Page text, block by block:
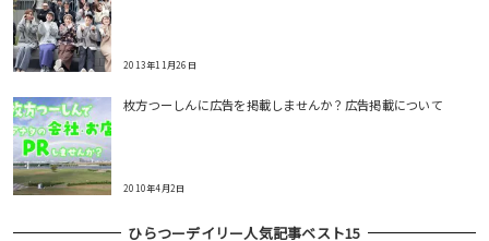
2013年11月26日
枚方つーしんに広告を掲載しませんか？広告掲載について
2010年4月2日
ひらつーデイリー人気記事ベスト15